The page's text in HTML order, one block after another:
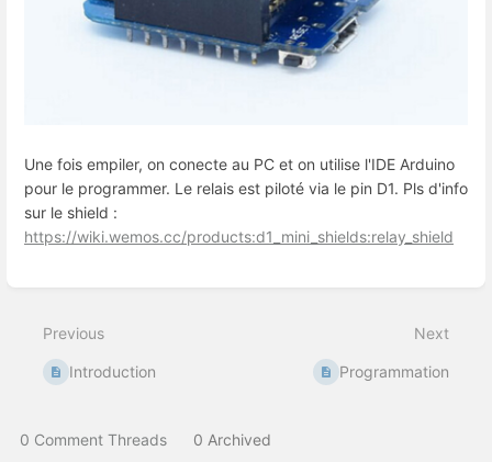
Une fois empiler, on conecte au PC et on utilise l'IDE Arduino
pour le programmer. Le relais est piloté via le pin D1. Pls d'info
sur le shield :
https://wiki.wemos.cc/products:d1_mini_shields:relay_shield
mode
Previous
Introduction
Next
Programmation
0 Comment Threads 0 Archived